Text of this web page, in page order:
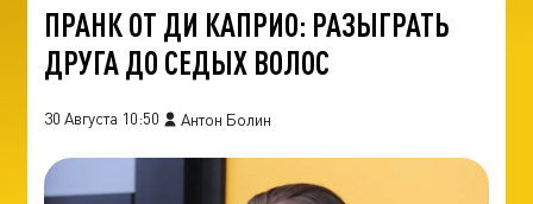
ПРАНК ОТ ДИ КАПРИО: РАЗЫГРАТЬ
ДРУГА ДО СЕДЫХ ВОЛОС
30 Августа 10:50 Антон Болин